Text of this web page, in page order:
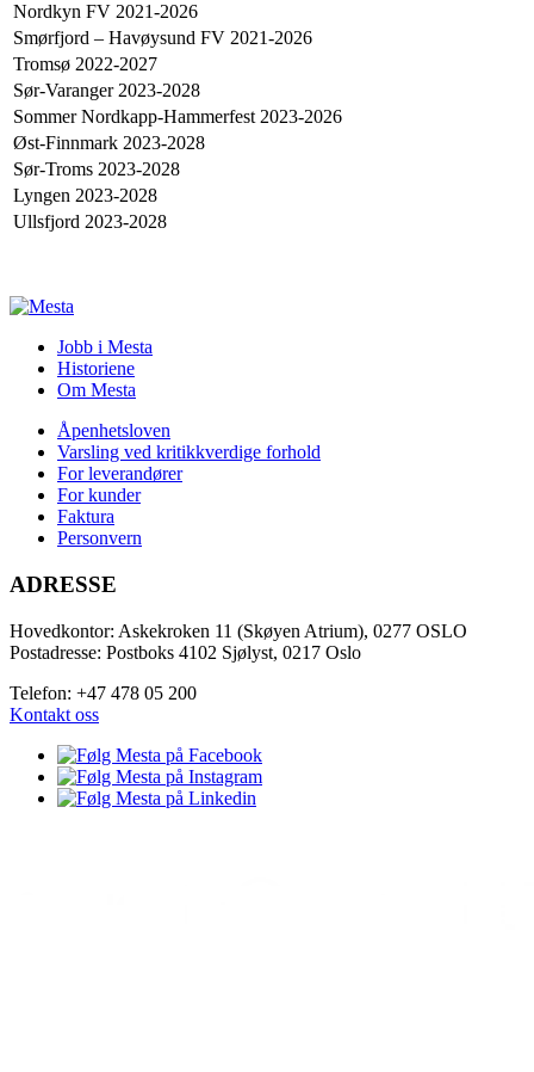
Nordkyn FV 2021-2026
Smørfjord – Havøysund FV 2021-2026
Tromsø 2022-2027
Sør-Varanger 2023-2028
Sommer Nordkapp-Hammerfest 2023-2026
Øst-Finnmark 2023-2028
Sør-Troms 2023-2028
Lyngen 2023-2028
Ullsfjord 2023-2028
Jobb i Mesta
Historiene
Om Mesta
Åpenhetsloven
Varsling ved kritikkverdige forhold
For leverandører
For kunder
Faktura
Personvern
ADRESSE
Hovedkontor: Askekroken 11 (Skøyen Atrium), 0277 OSLO
Postadresse: Postboks 4102 Sjølyst, 0217 Oslo
Telefon: +47 478 05 200
Kontakt oss